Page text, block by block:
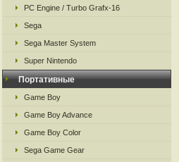
PC Engine / Turbo Grafx-16
Sega
Sega Master System
Super Nintendo
Портативные
Game Boy
Game Boy Advance
Game Boy Color
Sega Game Gear